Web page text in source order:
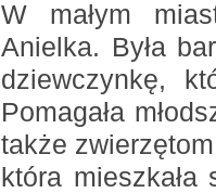
W małym
Anielka. Była
dziewczynkę,
Pomagała
także
która